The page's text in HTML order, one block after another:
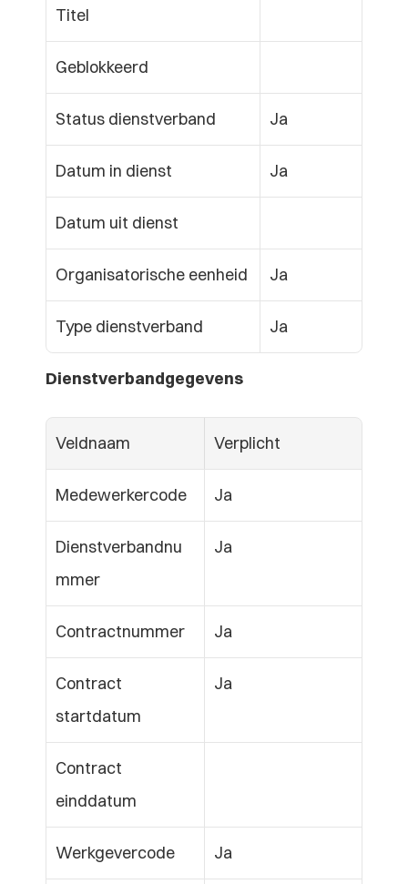
Titel
Geblokkeerd
Status dienstverband Ja
Datum in dienst Ja
Datum uit dienst
Organisatorische eenheid Ja
Type dienstverband Ja
Dienstverbandgegevens
Veldnaam Verplicht
Medewerkercode Ja
Dienstverbandnu
mmer
Ja
Contractnummer Ja
Contract
startdatum
Ja
Contract
einddatum
Werkgevercode Ja